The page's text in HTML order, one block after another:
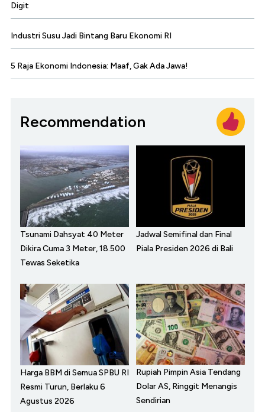
Digit
Industri Susu Jadi Bintang Baru Ekonomi RI
5 Raja Ekonomi Indonesia: Maaf, Gak Ada Jawa!
Recommendation
Tsunami Dahsyat 40 Meter
Dikira Cuma 3 Meter, 18.500
Tewas Seketika
Jadwal Semifinal dan Final
Piala Presiden 2026 di Bali
Harga BBM di Semua SPBU RI
Resmi Turun, Berlaku 6
Agustus 2026
Rupiah Pimpin Asia Tendang
Dolar AS, Ringgit Menangis
Sendirian